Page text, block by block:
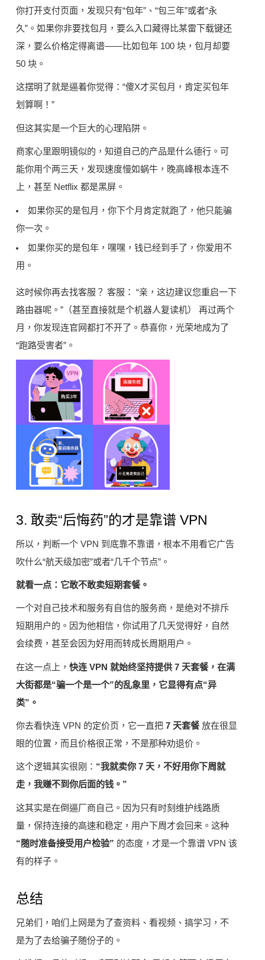
你打开支付页面，发现只有“包年”、“包三年”或者“永
久”。如果你非要找包月，要么入口藏得比某雷下载键还
深，要么价格定得离谱——比如包年 100 块，包月却要
50 块。
这摆明了就是逼着你觉得：“傻X才买包月，肯定买包年
划算啊！”
但这其实是一个巨大的心理陷阱。
商家心里跟明镜似的，知道自己的产品是什么德行。可
能你用个两三天，发现速度慢如蜗牛，晚高峰根本连不
上，甚至 Netflix 都是黑屏。
如果你买的是包月，你下个月肯定就跑了，他只能骗
你一次。
如果你买的是包年，嘿嘿，钱已经到手了，你爱用不
用。
这时候你再去找客服？ 客服： “亲，这边建议您重启一下
路由器呢。”（甚至直接就是个机器人复读机） 再过两个
月，你发现连官网都打不开了。恭喜你，光荣地成为了
“跑路受害者”。
3. 敢卖“后悔药”的才是靠谱 VPN
所以，判断一个 VPN 到底靠不靠谱，根本不用看它广告
吹什么“航天级加密”或者“几千个节点”。
就看一点：它敢不敢卖短期套餐。
一个对自己技术和服务有自信的服务商，是绝对不排斥
短期用户的。因为他相信，你试用了几天觉得好，自然
会续费，甚至会因为好用而转成长周期用户。
在这一点上，快连 VPN 就始终坚持提供 7 天套餐，在满
大街都是“骗一个是一个”的乱象里，它显得有点“异
类”。
你去看快连 VPN 的定价页，它一直把7 天套餐放在很显
眼的位置，而且价格很正常，不是那种劝退价。
这个逻辑其实很刚： “我就卖你 7 天，不好用你下周就
走，我赚不到你后面的钱。”
这其实是在倒逼厂商自己。因为只有时刻维护线路质
量，保持连接的高速和稳定，用户下周才会回来。这种
“随时准备接受用户检验” 的态度，才是一个靠谱 VPN 该
有的样子。
总结
兄弟们，咱们上网是为了查资料、看视频、搞学习，不
是为了去给骗子随份子的。